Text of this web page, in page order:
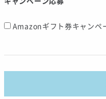
Amazonギフト券キャンペ